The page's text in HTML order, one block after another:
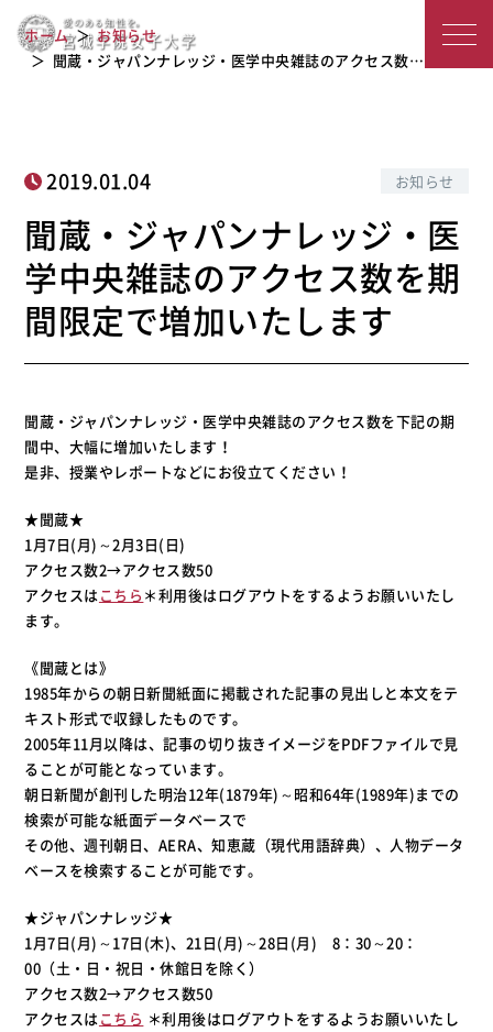
城
子
大
学
誌のアクセス数を期間限定で増加いた
します
ホーム
お知らせ
聞蔵・ジャパンナレッジ・医学中央雑誌のアクセス数…
2019.01.04 お知らせ
聞蔵・ジャパンナレッジ・医
学中央雑誌のアクセス数を期
間限定で増加いたします
聞蔵・ジャパンナレッジ・医学中央雑誌のアクセス数を下記の期
間中、大幅に増加いたします！
是非、授業やレポートなどにお役立てください！
★聞蔵★
1月7日(月)～2月3日(日)
アクセス数2→アクセス数50
アクセスはこちら ＊利用後はログアウトをするようお願いいたし
ます。
《聞蔵とは》
1985年からの朝日新聞紙面に掲載された記事の見出しと本文をテ
キスト形式で収録したものです。
2005年11月以降は、記事の切り抜きイメージをPDFファイルで見
ることが可能となっています。
朝日新聞が創刊した明治12年(1879年)～昭和64年(1989年)までの
検索が可能な紙面データベースで
その他、週刊朝日、AERA、知恵蔵（現代用語辞典）、人物データ
ベースを検索することが可能です。
★ジャパンナレッジ★
1月7日(月)～17日(木)、21日(月)～28日(月) 8：30～20：
00（土・日・祝日・休館日を除く）
アクセス数2→アクセス数50
アクセスはこちら ＊利用後はログアウトをするようお願いいたし